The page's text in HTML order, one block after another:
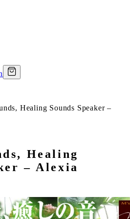
Healing Sounds Speaker –
Healing
– Alexia